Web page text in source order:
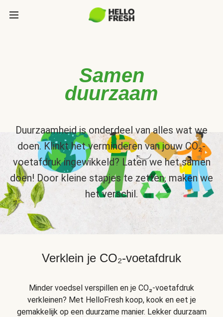
Samen
duurzaam
Duurzaamheid is onderdeel van alles wat we
doen. Klinkt het verminderen van jouw CO₂-
voetafdruk ingewikkeld? Laten we het samen
doen! Door kleine stapjes te zetten, maken we
het verschil.
Verklein je CO₂-voetafdruk
Minder voedsel verspillen en je CO₂-voetafdruk
verkleinen? Met HelloFresh koop, kook en eet je
gemakkelijk op een duurzame manier. Lekker duurzaam